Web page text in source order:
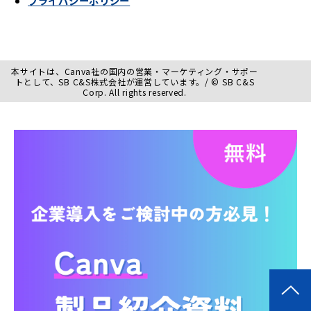
本サイトは、Canva社の国内の営業・マーケティング・サポー
トとして、SB C&S株式会社が運営しています。/ © SB C&S
Corp. All rights reserved.